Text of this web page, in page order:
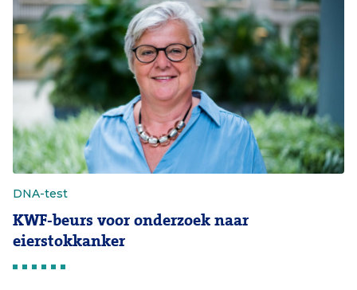
DNA-test
KWF-beurs voor onderzoek naar
eierstokkanker